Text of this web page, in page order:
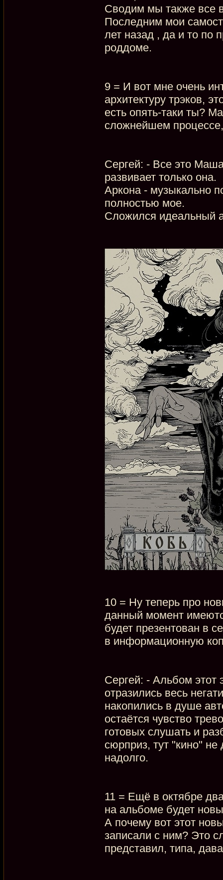
Сводим мы также все
Последним мои
лет назад , да и то по
роддоме.
9 = И вот мне очень
архитектуру трэков,
есть опять-таки ты?
сложнейшем
Сергей: - Все это
развивает только она.
Аркона - музыкально
полностью мое.
Сложился идеальный
10 = Ну теперь про
данный момент
будет презентован в
в информационную
Сергей: - Альбом этот
отразились весь
накопились в душе
остаётся чувство
готовых слушать и
сюрприз, тут "кино" не
надолго.
11 = Ещё в октябре
на альбоме будет
А почему вот этот
записали с ним? Это
представил, типа,